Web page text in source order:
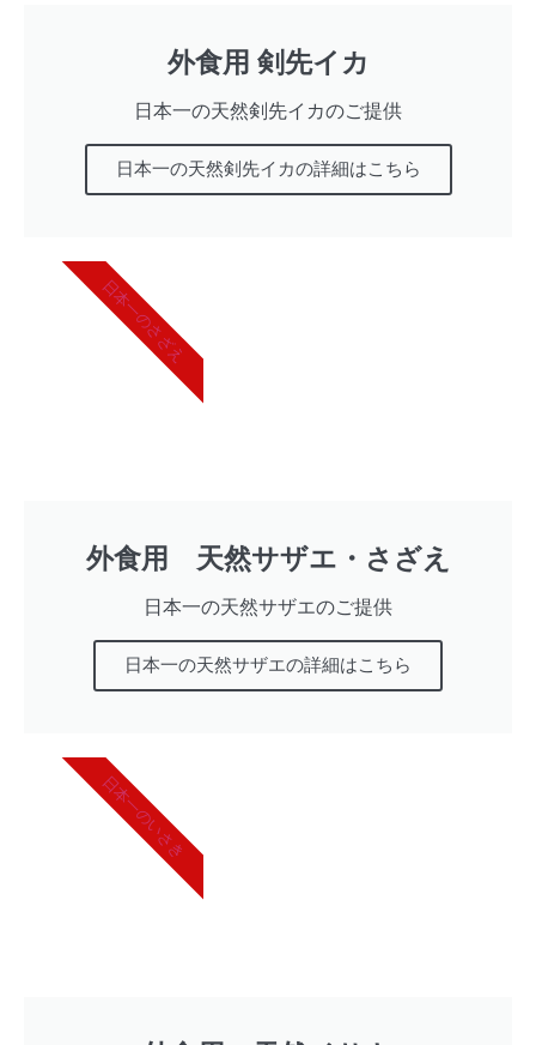
外食用 剣先イカ
日本一の天然剣先イカのご提供
日本一の天然剣先イカの詳細はこちら
外食用 天然サザエ・さざえ
日本一の天然サザエのご提供
日本一の天然サザエの詳細はこちら
日本一のさざえ
日本一のいさき